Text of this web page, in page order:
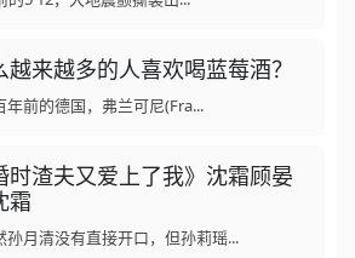
越来越多的人喜欢喝蓝莓酒？
前的德国，弗兰可尼(Fra...
时渣夫又爱上了我》沈霜顾晏
霜
月清没有直接开口，但孙莉瑶...